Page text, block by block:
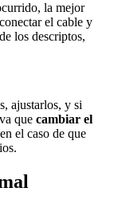
la mejor
el cable y
los descriptos,
ajustarlos, y si
que cambiar el
el caso de que